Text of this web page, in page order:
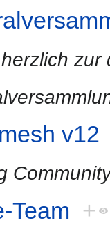
v12
Team +